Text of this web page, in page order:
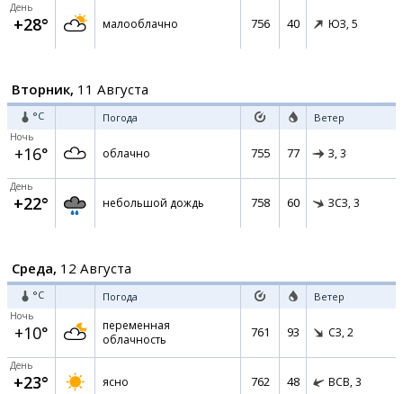
День
+28° малооблачно 756 40 ЮЗ, 5
Вторник, 11 Августа
°C Погода Ветер
Ночь
+16° облачно 755 77 З, 3
День
+22° небольшой дождь 758 60 ЗСЗ, 3
Среда, 12 Августа
°C Погода Ветер
Ночь
+10°
переменная
облачность
761 93 СЗ, 2
День
+23° ясно 762 48 ВСВ, 3